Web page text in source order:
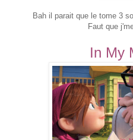
Bah il parait que le tome 3
Faut que
In My